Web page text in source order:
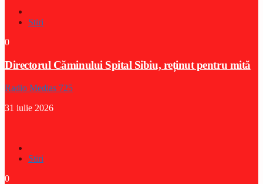
Stiri
0
Directorul Căminului Spital Sibiu, reținut pentru mită
Radio Medias 725
31 iulie 2026
Stiri
0